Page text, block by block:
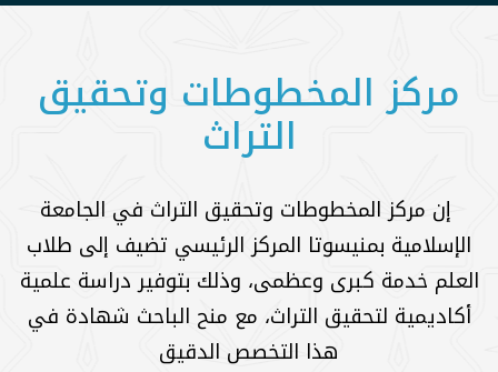
مركز المخطوطات وتحقيق
التراث
إن مركز المخطوطات وتحقيق التراث في الجامعة
الإسلامية بمنيسوتا المركز الرئيسي تضيف إلى طلاب
العلم خدمة كبرى وعظمى، وذلك بتوفير دراسة علمية
أكاديمية لتحقيق التراث، مع منح الباحث شهادة في
هذا التخصص الدقيق